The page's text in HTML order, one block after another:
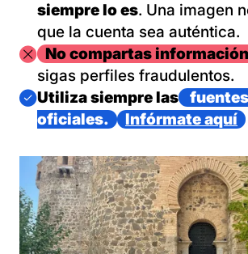
siempre lo es. Una imagen
que la cuenta sea auténtica.
ImagenNo compartas
sigas perfiles fraudulentos.
Imagen
Utiliza siempre las
fuentes
oficiales.
Infórmate aquí